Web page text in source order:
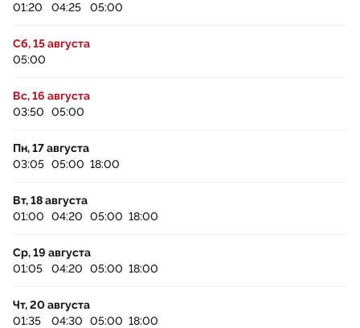
01:20
04:25 05:00
Сб, 15 августа
05:00
Вс, 16 августа
03:50
05:00
Пн, 17 августа
03:05 05:00 18:00
Вт, 18 августа
01:00
04:20 05:00 18:00
Ср, 19 августа
01:05
04:20 05:00 18:00
Чт, 20 августа
01:35
04:30 05:00 18:00